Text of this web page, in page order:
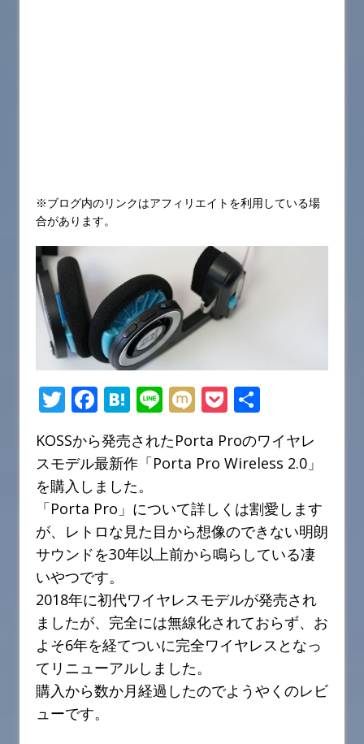
※ブログ内のリンクはアフィリエイトを利用している場
合があります。
T
it
te
r
F
a
c
e
b
o
o
k
H
at
e
n
a
Li
e
M
i
P
c
k
et
KOSSから発売されたPorta Proのワイヤレ
スモデル最新作「Porta Pro Wireless 2.0」
を購入しました。
「Porta Pro」について詳しくは割愛します
が、レトロな見た目から想像のできない明朗
サウンドを30年以上前から鳴らしている凄
いやつです。
2018年に初代ワイヤレスモデルが発売され
ましたが、完全には無線化されておらず、お
よそ6年を経てついに完全ワイヤレスとなっ
てリニューアルしました。
購入から数か月経過したのでようやくのレビ
ューです。